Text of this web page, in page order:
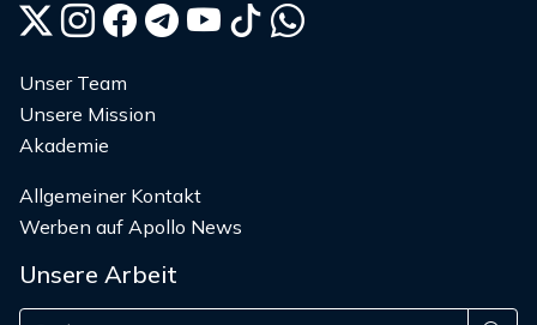
Unser Team
Unsere Mission
Akademie
Allgemeiner Kontakt
Werben auf Apollo News
Unsere Arbeit